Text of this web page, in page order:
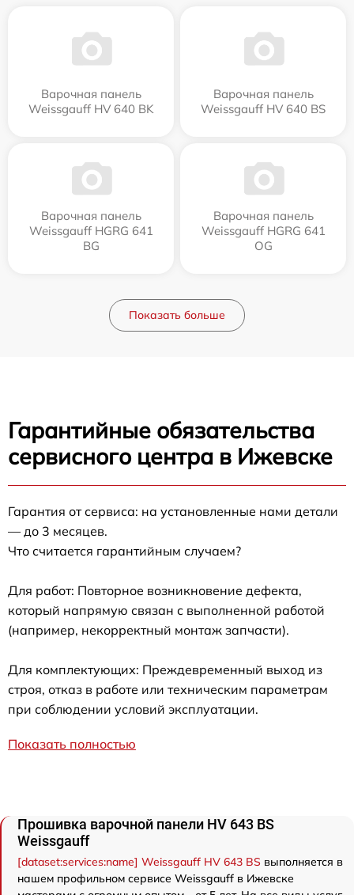
Варочная панель
Weissgauff HV 640 BK
Варочная панель
Weissgauff HV 640 BS
Варочная панель
Weissgauff HGRG 641
BG
Варочная панель
Weissgauff HGRG 641
OG
Показать больше
Гарантийные обязательства
сервисного центра в Ижевске
Гарантия от сервиса: на установленные нами детали
— до 3 месяцев.
Что считается гарантийным случаем?
Для работ: Повторное возникновение дефекта,
который напрямую связан с выполненной работой
(например, некорректный монтаж запчасти).
Для комплектующих: Преждевременный выход из
строя, отказ в работе или техническим параметрам
при соблюдении условий эксплуатации.
Показать полностью
Прошивка варочной панели HV 643 BS
Weissgauff
[dataset:services:name] Weissgauff HV 643 BS выполняется в
нашем профильном сервисе Weissgauff в Ижевске